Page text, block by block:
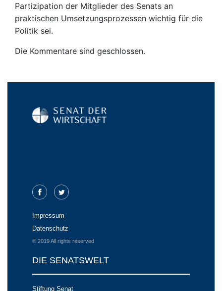
Partizipation der Mitglieder des Senats an
praktischen Umsetzungsprozessen wichtig für die
Politik sei.
Die Kommentare sind geschlossen.
Impressum
Datenschutz
© 2019 All rights reserved
DIE SENATSWELT
Stiftung Senat